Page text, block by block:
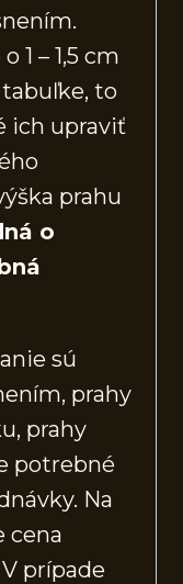
1 – 1,5 cm
to
ich upraviť
prahu
o
sú
prahy
prahy
potrebné
Na
cena
prípade